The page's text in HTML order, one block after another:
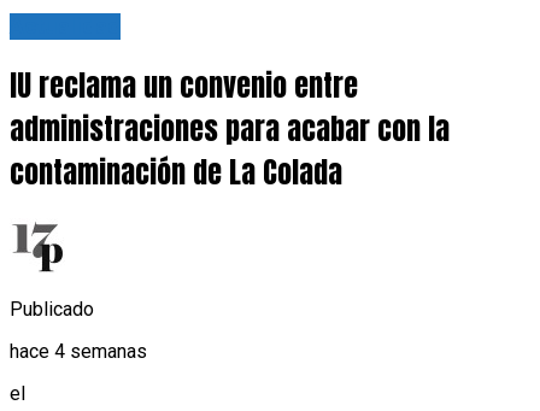
IU reclama un convenio entre
administraciones para acabar con la
contaminación de La Colada
Publicado
hace 4 semanas
el